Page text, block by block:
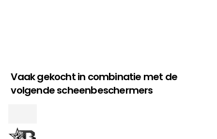
Vaak gekocht in combinatie met de
volgende scheenbeschermers